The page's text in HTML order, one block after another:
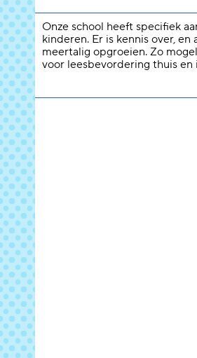
Onze school heeft specifiek
kinderen. Er is kennis over,
meertalig opgroeien. Zo
voor leesbevordering thuis en